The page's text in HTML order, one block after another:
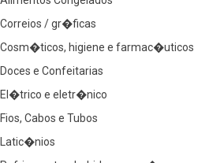
Correios / gr�ficas
Cosm�ticos, higiene e farmac�uticos
Doces e Confeitarias
El�trico e eletr�nico
Fios, Cabos e Tubos
Latic�nios